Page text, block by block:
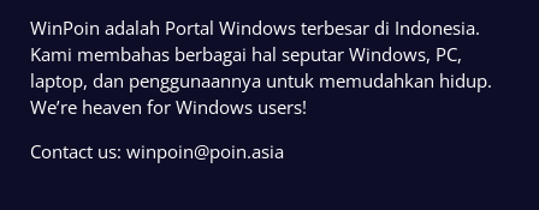
WinPoin adalah Portal Windows terbesar di Indonesia.
Kami membahas berbagai hal seputar Windows, PC,
laptop, dan penggunaannya untuk memudahkan hidup.
We’re heaven for Windows users!
Contact us: winpoin@poin.asia